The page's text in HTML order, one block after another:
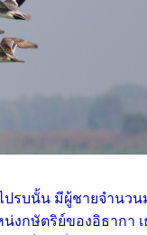
ปรบนั้น มีผู้ชายจำนว
น่งกษัตริย์ของอิธากา